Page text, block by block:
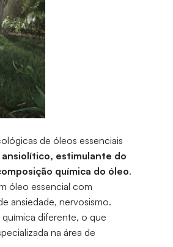
de óleos essenciais
estimulante do
química do óleo.
óleo essencial com
ansiedade, nervosismo.
diferente, o que
na área de